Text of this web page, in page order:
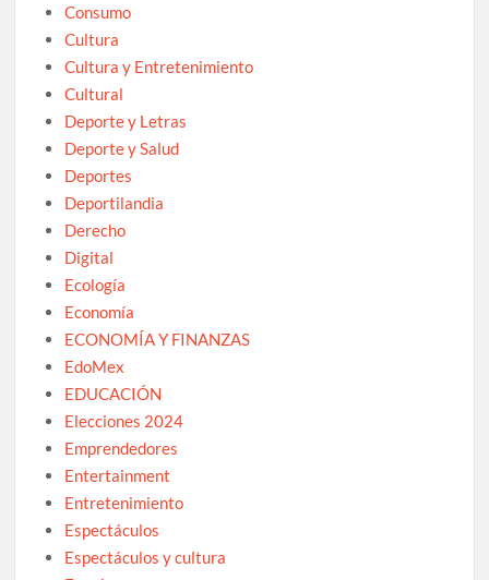
Consumo
Cultura
Cultura y Entretenimiento
Cultural
Deporte y Letras
Deporte y Salud
Deportes
Deportilandia
Derecho
Digital
Ecología
Economía
ECONOMÍA Y FINANZAS
EdoMex
EDUCACIÓN
Elecciones 2024
Emprendedores
Entertainment
Entretenimiento
Espectáculos
Espectáculos y cultura